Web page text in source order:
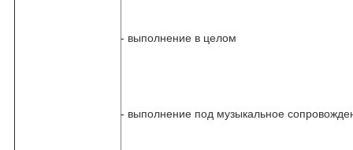
- выполнение в целом
- выполнение под музыкальное